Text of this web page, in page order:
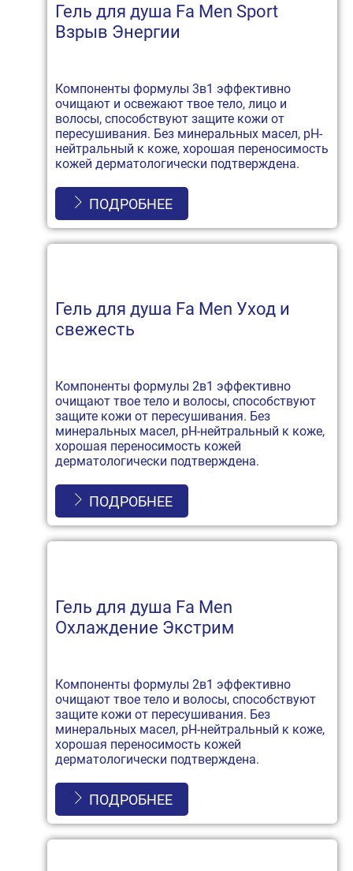
Гель для душа Fa Men Sport
Взрыв Энергии
Компоненты формулы 3в1 эффективно
очищают и освежают твое тело, лицо и
волосы, способствуют защите кожи от
пересушивания. Без минеральных масел, рН-
нейтральный к коже, хорошая переносимость
кожей дерматологически подтверждена.
ПОДРОБНЕЕ
Гель для душа Fa Men Уход и
свежесть
Компоненты формулы 2в1 эффективно
очищают твое тело и волосы, способствуют
защите кожи от пересушивания. Без
минеральных масел, рН-нейтральный к коже,
хорошая переносимость кожей
дерматологически подтверждена.
ПОДРОБНЕЕ
Гель для душа Fa Men
Охлаждение Экстрим
Компоненты формулы 2в1 эффективно
очищают твое тело и волосы, способствуют
защите кожи от пересушивания. Без
минеральных масел, рН-нейтральный к коже,
хорошая переносимость кожей
дерматологически подтверждена.
ПОДРОБНЕЕ